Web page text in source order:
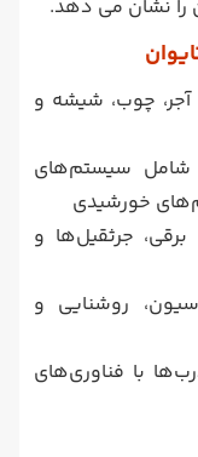
را نشان می دهد.
آجر، چوب، شیشه و
شامل سیستم‌های
خورشیدی
برقی، جرثقیل‌ها و
روشنایی و
با فناوری‌های